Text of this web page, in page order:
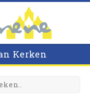
Kerken